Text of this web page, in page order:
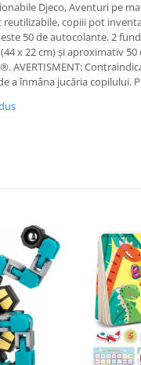
Djeco, Aventuri pe
copiii pot
50 de autocolante. 2
x 22 cm) și aproximativ
AVERTISMENT:
a înmâna jucăria copilului.